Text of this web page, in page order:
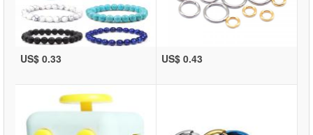
US$ 0.33 US$ 0.43